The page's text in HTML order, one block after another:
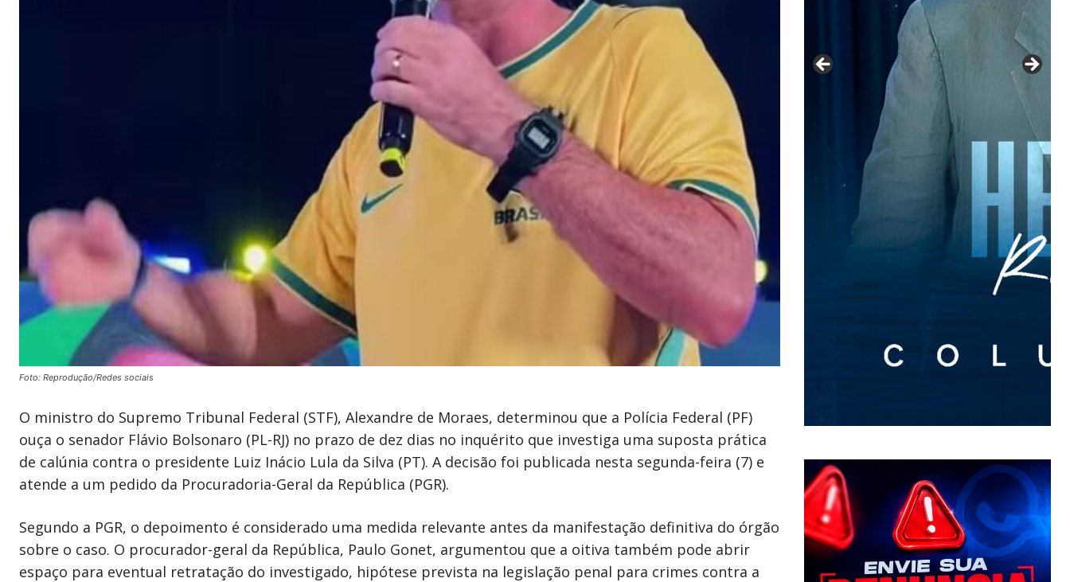
Foto: Reprodução/Redes sociais
O ministro do Supremo Tribunal Federal (STF), Alexandre de Moraes, determinou que a Polícia Federal (PF)
ouça o senador Flávio Bolsonaro (PL-RJ) no prazo de dez dias no inquérito que investiga uma suposta prática
de calúnia contra o presidente Luiz Inácio Lula da Silva (PT). A decisão foi publicada nesta segunda-feira (7) e
atende a um pedido da Procuradoria-Geral da República (PGR).
Segundo a PGR, o depoimento é considerado uma medida relevante antes da manifestação definitiva do órgão
sobre o caso. O procurador-geral da República, Paulo Gonet, argumentou que a oitiva também pode abrir
espaço para eventual retratação do investigado, hipótese prevista na legislação penal para crimes contra a